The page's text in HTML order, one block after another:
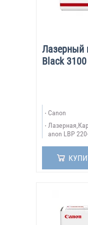
Лазерный
Black
Canon
anon LBP